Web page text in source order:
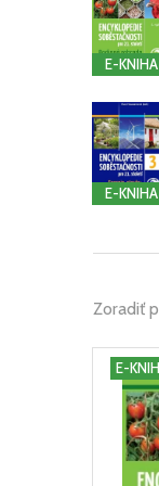
E-KNIHA
E-KNIHA
Zoradiť
E-